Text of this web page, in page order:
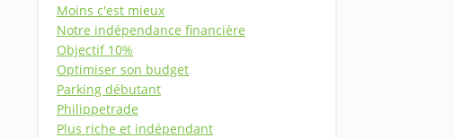
Moins c'est mieux
Notre indépendance financière
Objectif 10%
Optimiser son budget
Parking débutant
Philippetrade
Plus riche et indépendant